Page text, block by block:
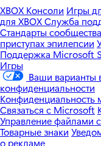
y
:
XBOX Консоли Игры
для XBOXСлужба
Стандарты сообщества
приступах эпилепсии
Поддержка Microsoft
Игры
Ваши варианты
конфиденциальности
Конфиденциальность
Связаться с Microsoft
Управление файлами
Товарные знаки
о рекламе